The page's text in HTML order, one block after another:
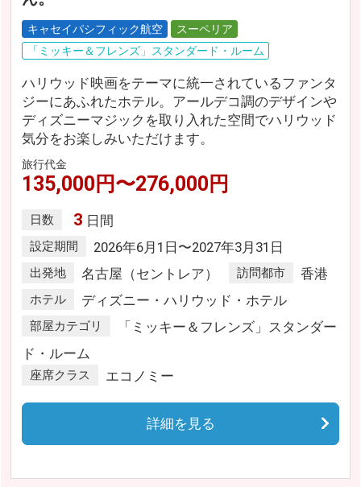
キャセイパシフィック航空
スーペリア
「ミッキー＆フレンズ」スタンダード・ルーム
ハリウッド映画をテーマに統一されているファンタ
ジーにあふれたホテル。アールデコ調のデザインや
ディズニーマジックを取り入れた空間でハリウッド
気分をお楽しみいただけます。
旅行代金
135,000円〜276,000円
日数 3 日間
設定期間 2026年6月1日〜2027年3月31日
出発地 名古屋（セントレア） 訪問都市 香港
ホテル ディズニー・ハリウッド・ホテル
部屋カテゴリ
「ミッキー＆フレンズ」スタンダー
ド・ルーム
座席クラス エコノミー
詳細を見る